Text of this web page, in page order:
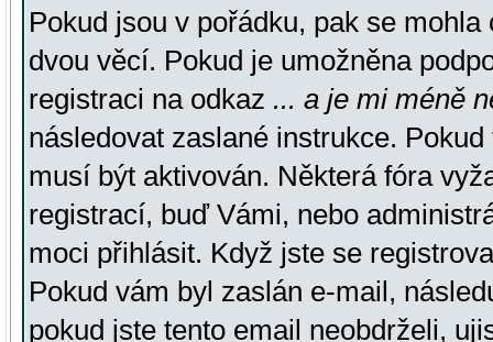
Pokud jsou v pořádku, pak se
dvou věcí. Pokud je umožněna
registraci na odkaz ... a je mi méně
následovat zaslané instrukce.
musí být aktivován. Některá fóra
registrací, buď Vámi, nebo
moci přihlásit. Když jste se
Pokud vám byl zaslán e-mail,
pokud jste tento email neobdrželi,